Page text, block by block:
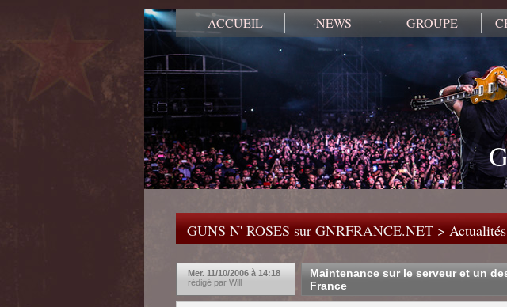
ACCUEIL NEWS GROUPE
GUNS N' ROSES sur GNRFRANCE.NET>
Mer. 11/10/2006 à 14:18
rédigé par Will
Maintenance sur le serveur et un
France